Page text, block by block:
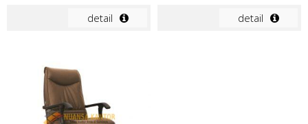
detail detail